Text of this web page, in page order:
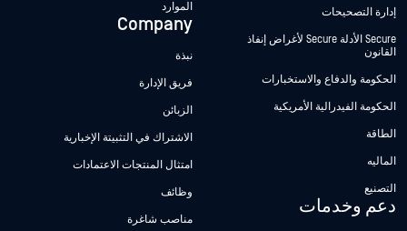
إدارة التصحيحات
Secure الأدلة Secure لأغراض إنفاذ
القانون
الحكومة والدفاع والاستخبارات
الحكومة الفيدرالية الأمريكية
الطاقة
الماليه
التصنيع
دعم وخدمات
الموارد
Company
نبذة
فريق الإدارة
الزبائن
الاشتراك في التثبيتة الإخبارية
امتثال المنتجات الاعتمادات
وظائف
مناصب شاغرة